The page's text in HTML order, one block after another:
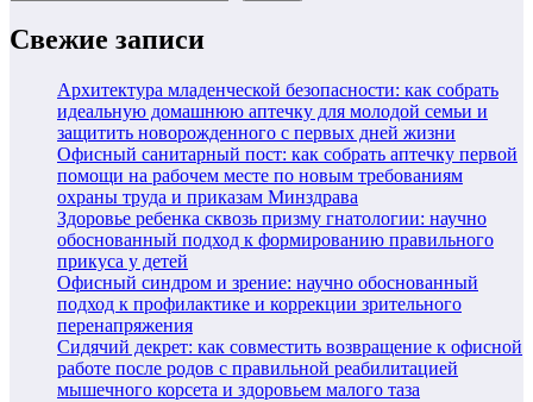
Свежие записи
Архитектура младенческой безопасности: как собрать
идеальную домашнюю аптечку для молодой семьи и
защитить новорожденного с первых дней жизни
Офисный санитарный пост: как собрать аптечку первой
помощи на рабочем месте по новым требованиям
охраны труда и приказам Минздрава
Здоровье ребенка сквозь призму гнатологии: научно
обоснованный подход к формированию правильного
прикуса у детей
Офисный синдром и зрение: научно обоснованный
подход к профилактике и коррекции зрительного
перенапряжения
Сидячий декрет: как совместить возвращение к офисной
работе после родов с правильной реабилитацией
мышечного корсета и здоровьем малого таза